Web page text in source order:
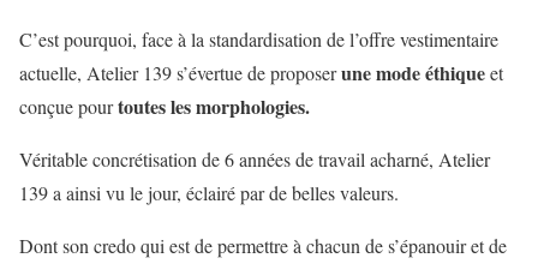
C’est pourquoi, face à la standardisation de l’offre vestimentaire
actuelle, Atelier 139 s’évertue de proposerune mode éthiqueet
conçue pourtoutes les morphologies.
Véritable concrétisation de 6 années de travail acharné, Atelier
139 a ainsi vu le jour, éclairé par de belles valeurs.
Dont son credo qui est de permettre à chacun de s’épanouir et de